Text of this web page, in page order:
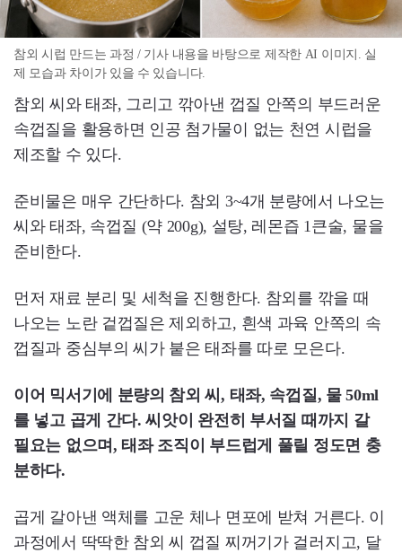
참외 시럽 만드는 과정 / 기사 내용을 바탕으로 제작한 AI 이미지. 실
제 모습과 차이가 있을 수 있습니다.
참외 씨와 태좌, 그리고 깎아낸 껍질 안쪽의 부드러운
속껍질을 활용하면 인공 첨가물이 없는 천연 시럽을
제조할 수 있다.
준비물은 매우 간단하다. 참외 3~4개 분량에서 나오는
씨와 태좌, 속껍질 (약 200g), 설탕, 레몬즙 1큰술, 물을
준비한다.
먼저 재료 분리 및 세척을 진행한다. 참외를 깎을 때
나오는 노란 겉껍질은 제외하고, 흰색 과육 안쪽의 속
껍질과 중심부의 씨가 붙은 태좌를 따로 모은다.
이어 믹서기에 분량의 참외 씨, 태좌, 속껍질, 물 50ml
를 넣고 곱게 간다. 씨앗이 완전히 부서질 때까지 갈
필요는 없으며, 태좌 조직이 부드럽게 풀릴 정도면 충
분하다.
곱게 갈아낸 액체를 고운 체나 면포에 받쳐 거른다. 이
과정에서 딱딱한 참외 씨 껍질 찌꺼기가 걸러지고, 달